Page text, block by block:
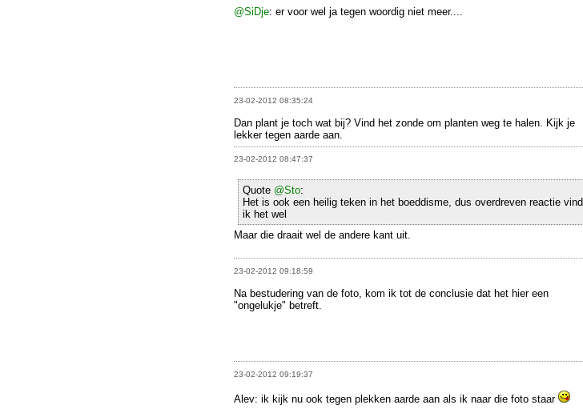
@SiDje: er voor wel ja tegen woordig niet meer....
23-02-2012 08:35:24
Dan plant je toch wat bij? Vind het zonde om planten weg te halen. Kijk je
lekker tegen aarde aan.
23-02-2012 08:47:37
Quote @Sto:
Het is ook een heilig teken in het boeddisme, dus overdreven reactie vind
ik het wel
Maar die draait wel de andere kant uit.
23-02-2012 09:18:59
Na bestudering van de foto, kom ik tot de conclusie dat het hier een
"ongelukje" betreft.
23-02-2012 09:19:37
Alev: ik kijk nu ook tegen plekken aarde aan als ik naar die foto staar